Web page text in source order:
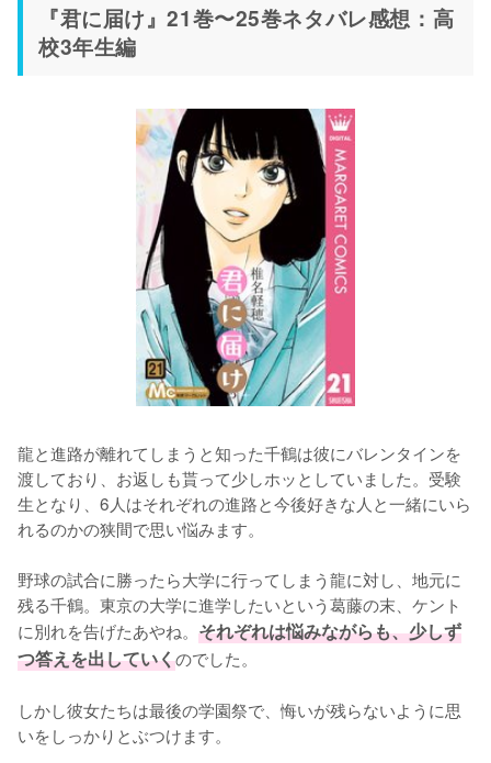
『君に届け』21巻〜25巻ネタバレ感想：高
校3年生編
龍と進路が離れてしまうと知った千鶴は彼にバレンタインを
渡しており、お返しも貰って少しホッとしていました。受験
生となり、6人はそれぞれの進路と今後好きな人と一緒にいら
れるのかの狭間で思い悩みます。
野球の試合に勝ったら大学に行ってしまう龍に対し、地元に
残る千鶴。東京の大学に進学したいという葛藤の末、ケント
に別れを告げたあやね。 それぞれは悩みながらも、少しず
つ答えを出していくのでした。
しかし彼女たちは最後の学園祭で、悔いが残らないように思
いをしっかりとぶつけます。